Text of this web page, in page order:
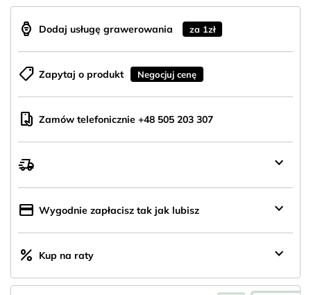
aod_watch Dodaj usługę grawerowania za 1zł
shoppingmode Zapytaj o produkt Negocjuj cenę
mobile_hand Zamów telefonicznie +48 505 203 307
delivery_truck_speed keyboard_arrow_down
credit_card Wygodnie zapłacisz tak jak lubisz keyboard_arrow_down
percent Kup na raty keyboard_arrow_down